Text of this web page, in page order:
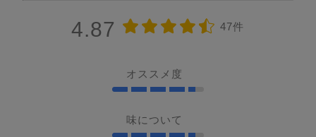
4.87 47件
オススメ度
味について